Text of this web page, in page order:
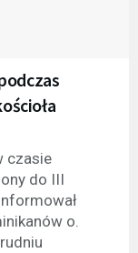
czasie
do III
o.